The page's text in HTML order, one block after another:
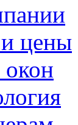
цены